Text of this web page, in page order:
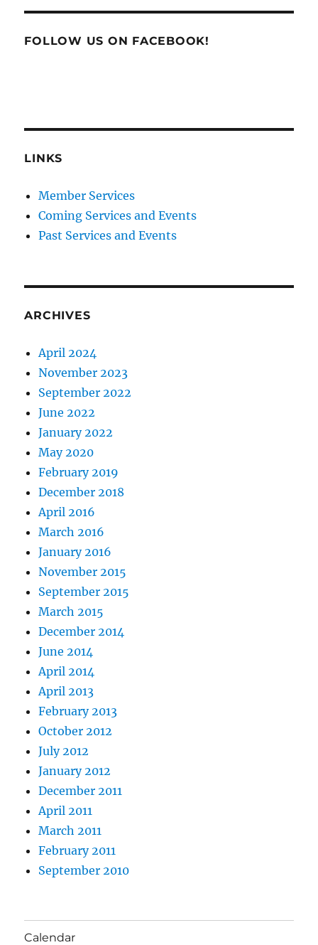
FOLLOW US ON FACEBOOK!
LINKS
Member Services
Coming Services and Events
Past Services and Events
ARCHIVES
April 2024
November 2023
September 2022
June 2022
January 2022
May 2020
February 2019
December 2018
April 2016
March 2016
January 2016
November 2015
September 2015
March 2015
December 2014
June 2014
April 2014
April 2013
February 2013
October 2012
July 2012
January 2012
December 2011
April 2011
March 2011
February 2011
September 2010
Calendar